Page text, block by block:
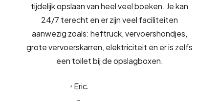
tijdelijk opslaan van heel veel boeken. Je kan
24/7 terecht en er zijn veel faciliteiten
aanwezig zoals: heftruck, vervoershondjes,
grote vervoerskarren, elektriciteit en er is zelfs
een toilet bij de opslagboxen.